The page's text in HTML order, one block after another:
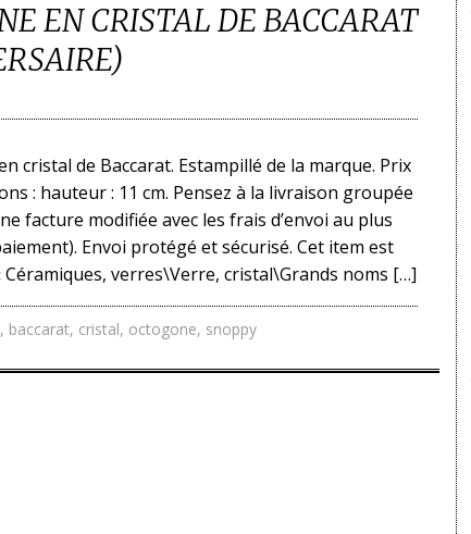
EN CRISTAL DE BACCARAT
cristal de Baccarat. Estampillé de la marque. Prix
: hauteur : 11 cm. Pensez à la livraison groupée
facture modifiée avec les frais d’envoi au plus
Envoi protégé et sécurisé. Cet item est
Céramiques, verres\Verre, cristal\Grands noms […]
, baccarat, cristal, octogone, snoppy